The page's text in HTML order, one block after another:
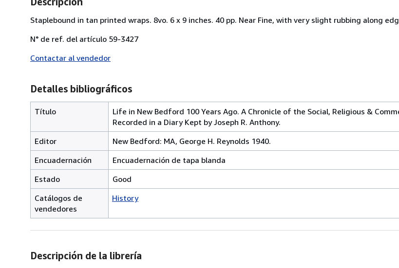
Staplebound in tan printed wraps. 8vo. 6 x 9 inches. 40 pp. Near Fine, with very slight rubbing along
N° de ref. del artículo 59-3427
Contactar al vendedor
Detalles bibliográficos
Título
Life in New Bedford 100 Years Ago. A Chronicle of the Social, Religious &
Recorded in a Diary Kept by Joseph R. Anthony.
Editor
New Bedford: MA, George H. Reynolds 1940.
Encuadernación
Encuadernación de tapa blanda
Estado
Good
Catálogos de
vendedores
History
Descripción de la librería